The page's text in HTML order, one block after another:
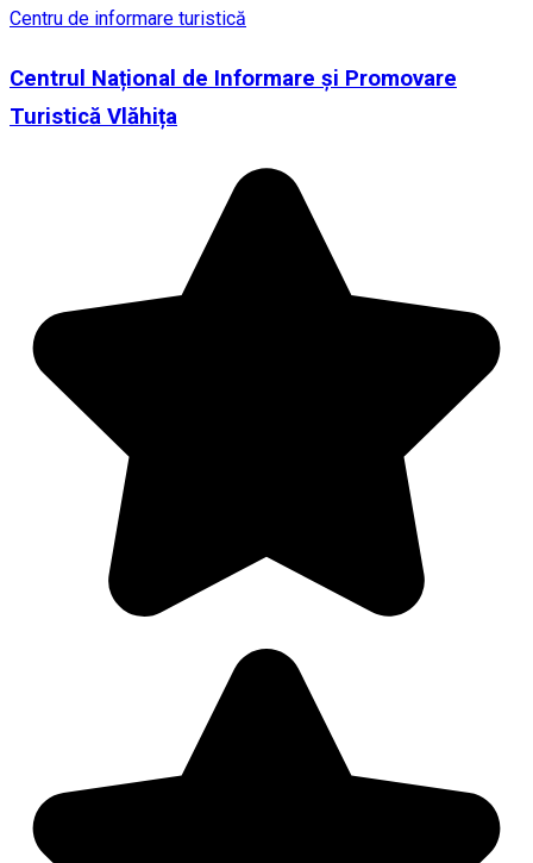
Centru de informare turistică
Centrul Național de Informare și Promovare
Turistică Vlăhița